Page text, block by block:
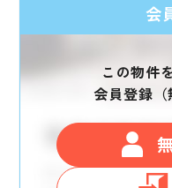
会
この物件
会員登録（